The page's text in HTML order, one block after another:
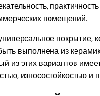
помещений.
покрытие,
выполнена из
из этих вариантов
износостойкостью и